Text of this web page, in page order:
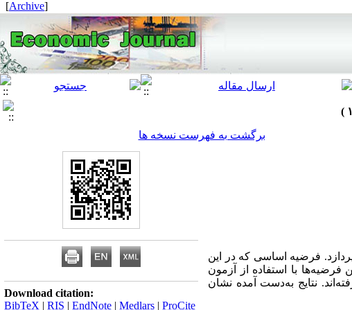
[
Archive
]
برگشت به فهرست نسخه ها
اثر نرخ حقیقی ارز بر نرخ بیکاری در اقتصاد ایران طی دوره (1389-1353) می‌پردازد. فرضیه اساسی که در این
با استفاده از آزمون
نتایج به‌دست آمده نشان
Download citation:
BibTeX | RIS | EndNote | Medlars | ProCite